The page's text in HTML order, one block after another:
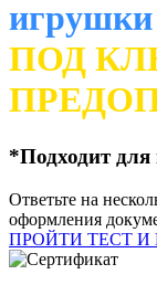
игрушки
ПОД
*Подходит для
Ответьте на
оформления
ПРОЙТИ ТЕСТ